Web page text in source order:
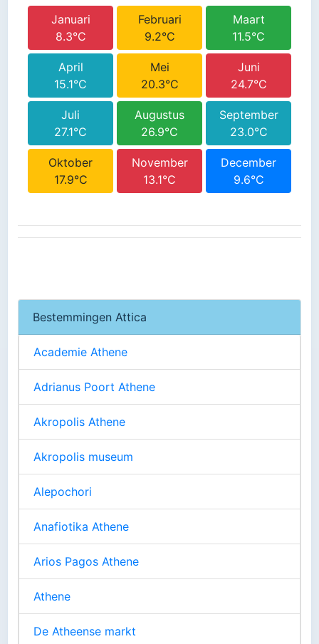
Januari
8.3°C
Februari
9.2°C
Maart
11.5°C
April
15.1°C
Mei
20.3°C
Juni
24.7°C
Juli
27.1°C
Augustus
26.9°C
September
23.0°C
Oktober
17.9°C
November
13.1°C
December
9.6°C
Bestemmingen Attica
Academie Athene
Adrianus Poort Athene
Akropolis Athene
Akropolis museum
Alepochori
Anafiotika Athene
Arios Pagos Athene
Athene
De Atheense markt